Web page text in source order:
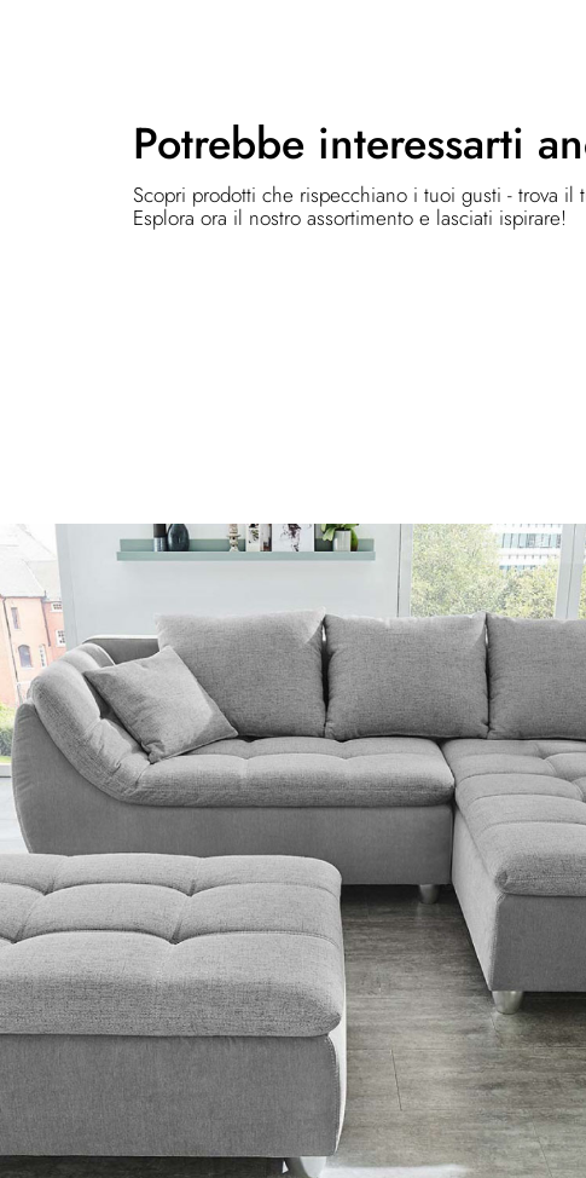
Potrebbe interessarti
Scopri prodotti che rispecchiano i tuoi gusti - trova il
Esplora ora il nostro assortimento e lasciati ispirare!